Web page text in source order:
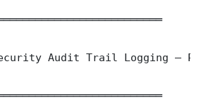
Audit Trail Logging —